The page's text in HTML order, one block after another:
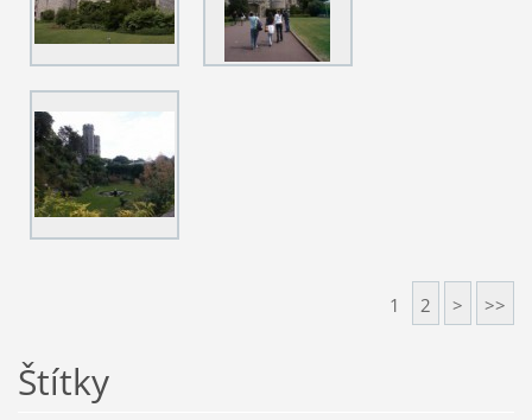
1 2 > >>
Štítky